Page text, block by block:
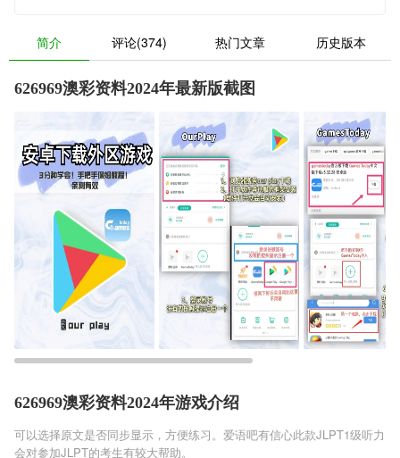
简介 评论(374) 热门文章 历史版本
626969澳彩资料2024年最新版截图
626969澳彩资料2024年游戏介绍
可以选择原文是否同步显示，方便练习。爱语吧有信心此款JLPT1级听力
会对参加JLPT的考生有较大帮助。